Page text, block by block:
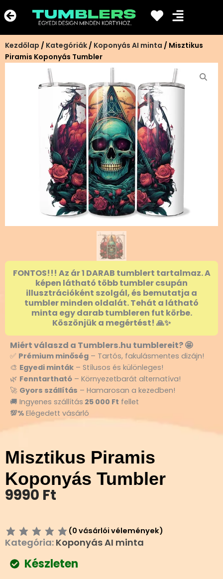
a
tartalomra
Kezdőlap / Kategóriák / Koponyás AI minta / Misztikus
Piramis Koponyás Tumbler
FONTOS!!! Az ár 1 DARAB tumblert tartalmaz. A
képen látható több tumbler csupán
illusztrációként szolgál, és bemutatja a
tumbler minden oldalát. Tehát a látható
minta egy darab tumbleren fut körbe.
Köszönjük a megértést! 🙏✨
Miért válaszd a Tumblers.hu tumblereit? 🤩
✅ Prémium minőség – Tartós, fakulásmentes dizájn!
🎨 Egyedi minták – Stílusos és különleges!
🌿 Fenntartható – Környezetbarát alternatíva!
🚀 Gyors szállítás – Hamarosan a kezedben!
🚚 Ingyenes szállítás 25 000 Ft fellet
💯% Elégedett vásárló
Misztikus Piramis
Koponyás Tumbler
9990 Ft
(0 vásárlói vélemények)
Kategória: Koponyás AI minta
Készleten